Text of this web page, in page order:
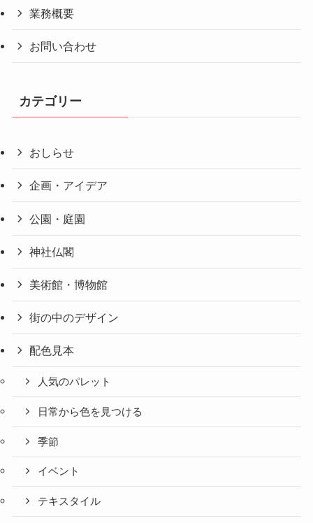
業務概要
お問い合わせ
カテゴリー
おしらせ
企画・アイデア
公園・庭園
神社仏閣
美術館・博物館
街の中のデザイン
配色見本
人気のパレット
日常から色を見つける
季節
イベント
テキスタイル